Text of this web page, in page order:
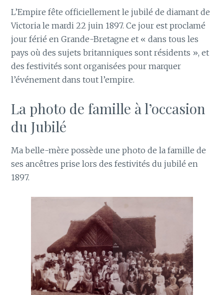
L’Empire fête officiellement le jubilé de diamant de
Victoria le mardi 22 juin 1897. Ce jour est proclamé
jour férié en Grande-Bretagne et « dans tous les
pays où des sujets britanniques sont résidents », et
des festivités sont organisées pour marquer
l’événement dans tout l’empire.
La photo de famille à l’occasion
du Jubilé
Ma belle-mère possède une photo de la famille de
ses ancêtres prise lors des festivités du jubilé en
1897.